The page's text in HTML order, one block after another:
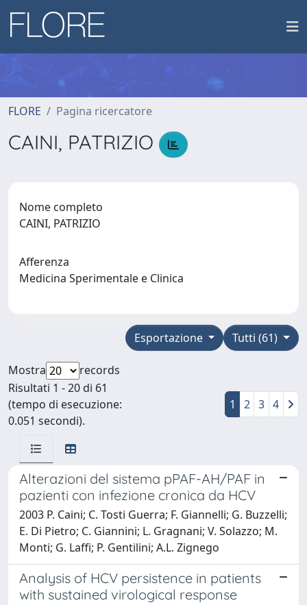
FLORE Pagina ricercatore
CAINI, PATRIZIO
Nome completo
CAINI, PATRIZIO
Afferenza
Medicina Sperimentale e Clinica
Tutti (61)
Esportazione
Mostra
records
Risultati 1 - 20 di 61
(tempo di esecuzione:
0.051 secondi).
1 2 3 4
Alterazioni del sistema pPAF-AH/PAF in
pazienti con infezione cronica da HCV
2003 P. Caini; C. Tosti Guerra; F. Giannelli; G. Buzzelli;
E. Di Pietro; C. Giannini; L. Gragnani; V. Solazzo; M.
Monti; G. Laffi; P. Gentilini; A.L. Zignego
Analysis of HCV persistence in patients
with sustained virological response